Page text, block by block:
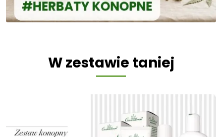
W zestawie taniej